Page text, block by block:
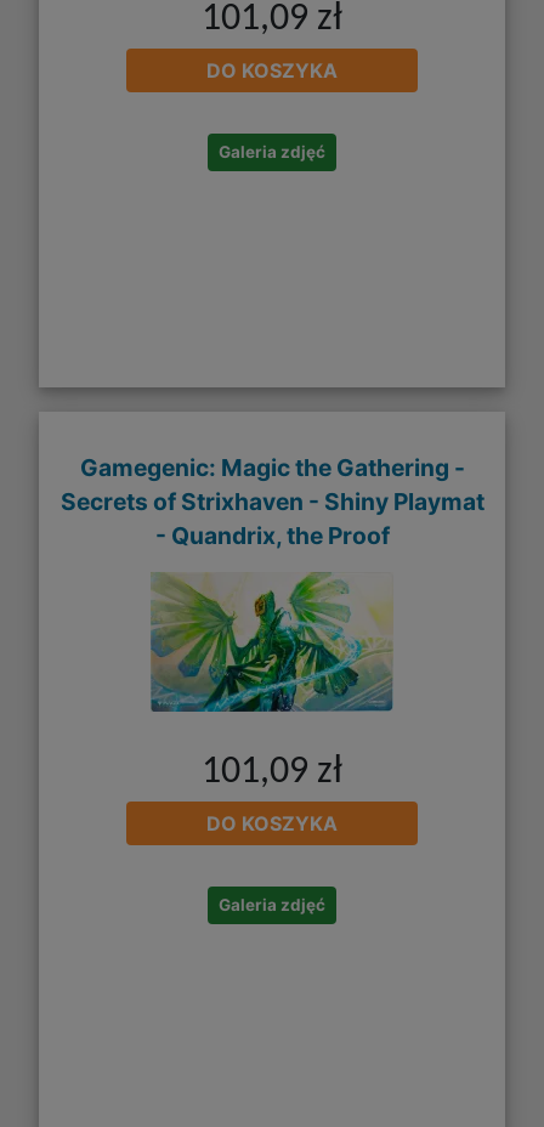
101,09 zł
DO KOSZYKA
Galeria zdjęć
Gamegenic: Magic the Gathering -
Secrets of Strixhaven - Shiny Playmat
- Quandrix, the Proof
101,09 zł
DO KOSZYKA
Galeria zdjęć